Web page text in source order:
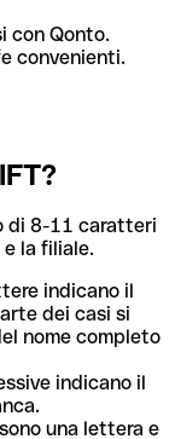
con Qonto.
convenienti.
di 8-11 caratteri
la filiale.
indicano il
dei casi si
nome completo
indicano il
una lettera e